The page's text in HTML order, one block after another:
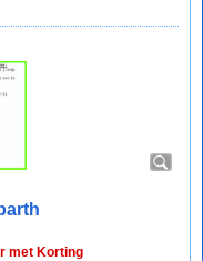
met Korting